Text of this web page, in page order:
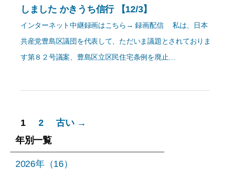
しました かきうち信行 【12/3】
インターネット中継録画はこちら→ 録画配信 私は、日本
共産党豊島区議団を代表して、ただいま議題とされておりま
す第８２号議案、豊島区立区民住宅条例を廃止…
投
稿
の
1 2 古い →
年別一覧
2026年（16）